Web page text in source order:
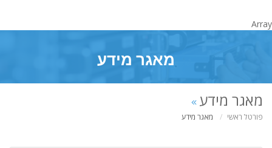
Array
מאגר מידע
מאגר מידע
פורטל ראשי מאגר מידע